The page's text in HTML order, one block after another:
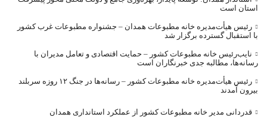
استان است
رئیس هیأت‌مدیره خانه مطبوعات همدان – جشنواره مطبوعات غرب کشور
با استقبال گسترده برگزار شد
نایب‌رئیس خانه مطبوعات کشور – حمایت اقتصادی و تعامل مدیران با
رسانه‌ها، مطالبه جدی خبرنگاران است
رئیس هیأت‌مدیره خانه مطبوعات کشور – رسانه‌ها در جنگ ۱۲ روزه سربلند
بیرون آمدند
قدردانی مدیر خانه مطبوعات کشور از عملکرد استانداری همدان